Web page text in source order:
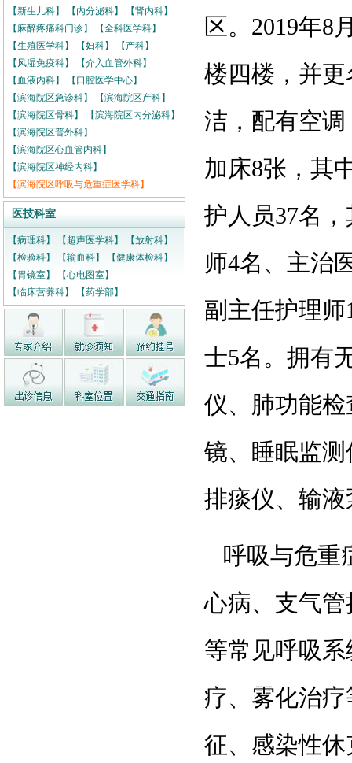
【新生儿科】
【内分泌科】
【肾内科】
【麻醉疼痛科门诊】
【全科医学科】
【生殖医学科】
【妇科】
【产科】
【风湿免疫科】
【介入血管外科】
【血液内科】
【口腔医学中心】
【滨海院区急诊科】
【滨海院区产科】
【滨海院区骨科】
【滨海院区内分泌科】
【滨海院区普外科】
【滨海院区心血管内科】
【滨海院区神经内科】
【滨海院区呼吸与危重症医学科】
医技科室
【病理科】 【超声医学科】
【放射科】
【检验科】
【输血科】
【健康体检科】
【胃镜室】
【心电图室】
【临床营养科】
【药学部】
区。2019年8
楼四楼，并
洁，配有空
加床8张，其
护人员37名
师4名、主治
副主任护理
士5名。拥有
仪、肺功能
镜、睡眠监
排痰仪、输
呼吸与危重
心病、支气
等常见呼吸
疗、雾化治
征、感染性